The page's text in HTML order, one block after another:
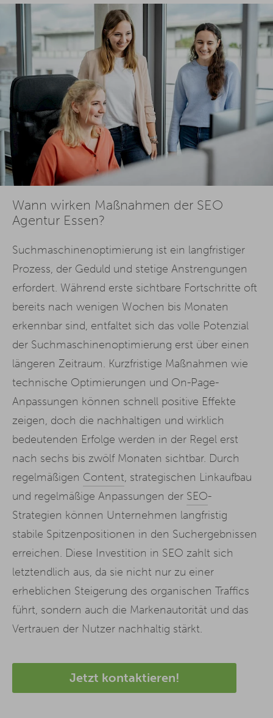
Wann wirken Maßnahmen der SEO
Agentur Essen?
Suchmaschinenoptimierung ist ein langfristiger
Prozess, der Geduld und stetige Anstrengungen
erfordert. Während erste sichtbare Fortschritte oft
bereits nach wenigen Wochen bis Monaten
erkennbar sind, entfaltet sich das volle Potenzial
der Suchmaschinenoptimierung erst über einen
längeren Zeitraum. Kurzfristige Maßnahmen wie
technische Optimierungen und On-Page-
Anpassungen können schnell positive Effekte
zeigen, doch die nachhaltigen und wirklich
bedeutenden Erfolge werden in der Regel erst
nach sechs bis zwölf Monaten sichtbar. Durch
regelmäßigen Content, strategischen Linkaufbau
und regelmäßige Anpassungen der SEO-
Strategien können Unternehmen langfristig
stabile Spitzenpositionen in den Suchergebnissen
erreichen. Diese Investition in SEO zahlt sich
letztendlich aus, da sie nicht nur zu einer
erheblichen Steigerung des organischen Traffics
führt, sondern auch die Markenautorität und das
Vertrauen der Nutzer nachhaltig stärkt.
Jetzt kontaktieren!